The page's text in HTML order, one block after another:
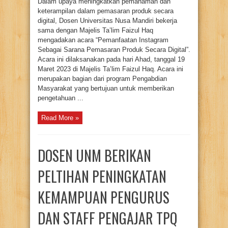
keterampilan dalam pemasaran produk secara
digital, Dosen Universitas Nusa Mandiri bekerja
sama dengan Majelis Ta’lim Faizul Haq
mengadakan acara “Pemanfaatan Instagram
Sebagai Sarana Pemasaran Produk Secara Digital”.
Acara ini dilaksanakan pada hari Ahad, tanggal 19
Maret 2023 di Majelis Ta’lim Faizul Haq. Acara ini
merupakan bagian dari program Pengabdian
Masyarakat yang bertujuan untuk memberikan
pengetahuan ...
Read More »
DOSEN UNM BERIKAN
PELTIHAN PENINGKATAN
KEMAMPUAN PENGURUS
DAN STAFF PENGAJAR TPQ